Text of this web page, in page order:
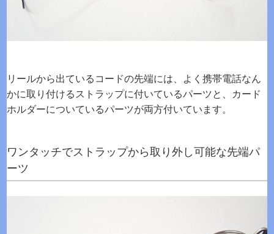
リールから出ているコードの先端には、よく携帯電話なん
かに取り付けるストラップに付いているパーツと、カード
ホルダーについているパーツが両方付いています。
ワンタッチでストラップから取り外し可能な先端パ
ーツ